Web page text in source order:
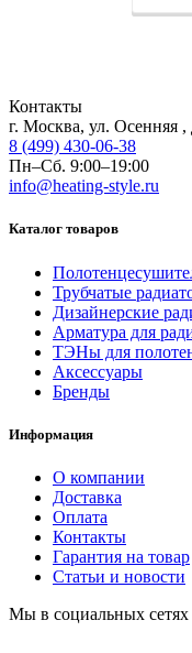
Контакты
г. Москва, ул. Осенняя
8 (499) 430-06-38
Пн–Сб. 9:00–19:00
info@heating-style.ru
Каталог товаров
Трубчатые
Дизайнерские
Арматура для
ТЭНы для
Аксессуары
Бренды
Информация
О компании
Доставка
Оплата
Контакты
Гарантия на товар
Статьи и новости
Мы в социальных сетях